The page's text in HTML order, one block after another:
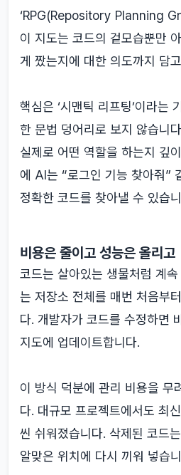
‘RPG(Repository Planning
이 지도는 코드의 겉모습뿐만
게 짰는지에 대한 의도까지 담
핵심은 ‘시맨틱 리프팅’이라는
한 문법 덩어리로 보지 않습니
실제로 어떤 역할을 하는지 깊
에 AI는 “로그인 기능 찾아줘”
정확한 코드를 찾아낼 수 있습
비용은 줄이고 성능은 올리고
코드는 살아있는 생물처럼 계
는 저장소 전체를 매번 처음부
다. 개발자가 코드를 수정하면
지도에 업데이트합니다.
이 방식 덕분에 관리 비용을 무
다. 대규모 프로젝트에서도 최
씬 쉬워졌습니다. 삭제된 코드
알맞은 위치에 다시 끼워 넣습